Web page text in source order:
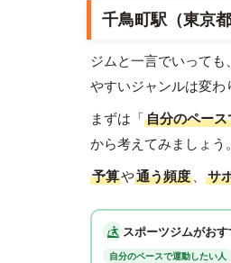
千鳥町駅（東京
ジムと一言でいって
やすいジャンルは変わ
まずは「自分のペー
から考えてみましょう。
予算や通う頻度 、 サ
スポーツジムがおす
自分のペースで運動したい人